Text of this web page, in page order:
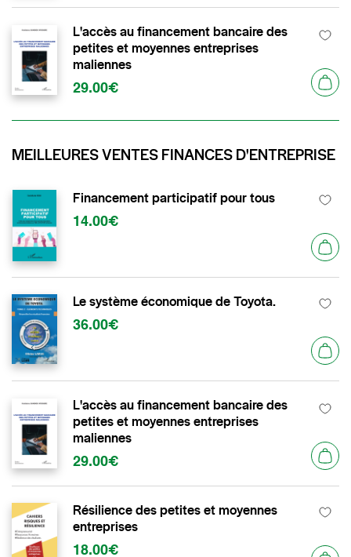
L'accès au financement bancaire des
petites et moyennes entreprises
maliennes
29.00€
MEILLEURES VENTES FINANCES D'ENTREPRISE
Financement participatif pour tous
14.00€
Le système économique de Toyota.
36.00€
L'accès au financement bancaire des
petites et moyennes entreprises
maliennes
29.00€
Résilience des petites et moyennes
entreprises
18.00€